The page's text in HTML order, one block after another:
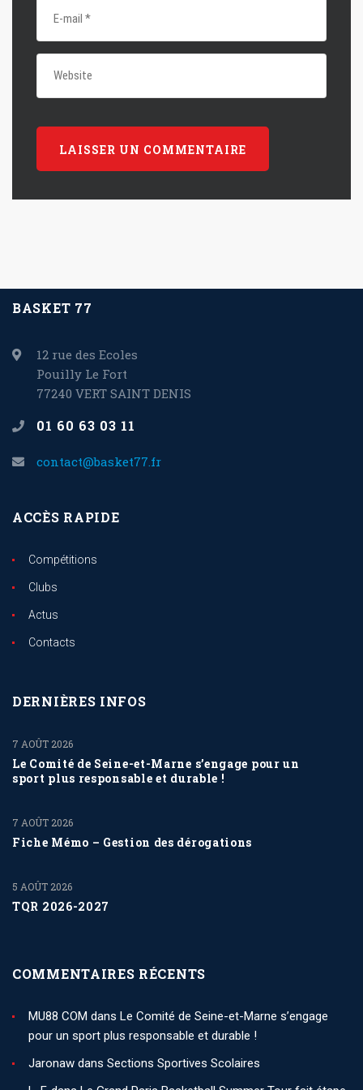
BASKET 77
12 rue des Ecoles
Pouilly Le Fort
77240 VERT SAINT DENIS
01 60 63 03 11
contact@basket77.fr
ACCÈS RAPIDE
Compétitions
Clubs
Actus
Contacts
DERNIÈRES INFOS
Le Comité de Seine-et-Marne s’engage pour un
sport plus responsable et durable !
7 AOÛT 2026
Fiche Mémo – Gestion des dérogations
7 AOÛT 2026
TQR 2026-2027
5 AOÛT 2026
COMMENTAIRES RÉCENTS
MU88 COM dans Le Comité de Seine-et-Marne s’engage
pour un sport plus responsable et durable !
Jaronaw dans Sections Sportives Scolaires